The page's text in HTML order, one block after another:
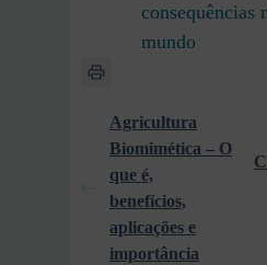
consequências
mundo
Agricultura
Biomimética – O
que é,
benefícios,
aplicações e
importância